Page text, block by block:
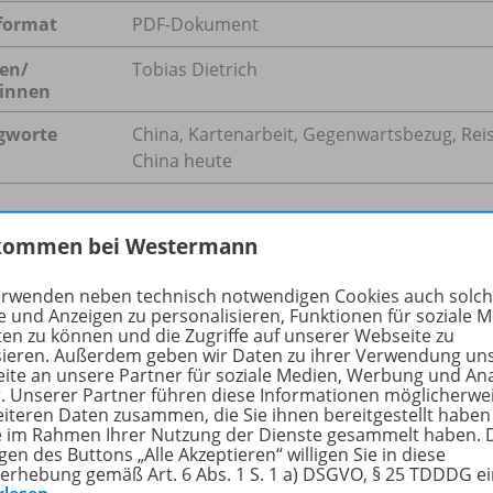
PDF-Dokument
Tobias Dietrich
China, Kartenarbeit, Gegenwartsbezug,
China heute
unterschiedlicher Quellen und einer Kartenarbeit wird in
eingeführt. Die Schülerinnen und Schüler nähern
bei Westermann
neben technisch notwendigen Cookies auch
und Anzeigen zu personalisieren, Funktionen für soziale
zu können und die Zugriffe auf unserer Webseite zu
Außerdem geben wir Daten zu ihrer Verwendung
an unsere Partner für soziale Medien, Werbung und
Unserer Partner führen diese Informationen
Daten zusammen, die Sie ihnen bereitgestellt
im Rahmen Ihrer Nutzung der Dienste gesammelt haben.
des Buttons „Alle Akzeptieren“ willigen Sie in diese
gemäß Art. 6 Abs. 1 S. 1 a) DSGVO, § 25 TDDDG